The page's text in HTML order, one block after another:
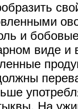
и
виде и
На